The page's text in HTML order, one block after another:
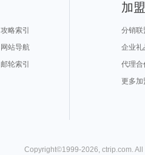
攻略索引
网站导航
邮轮索引
加
分销联
企业礼
代理合
更多加
Copyright©1999-2026, ctrip.com.